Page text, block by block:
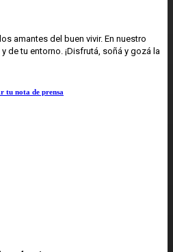
amantes del buen vivir. En nuestro
de tu entorno. ¡Disfrutá, soñá y gozá la
tu nota de prensa